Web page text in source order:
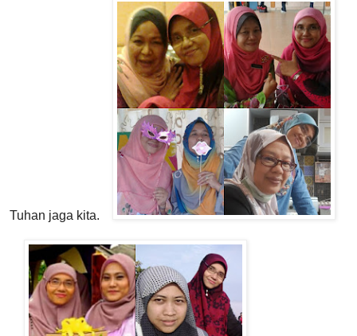
Tuhan jaga kita.